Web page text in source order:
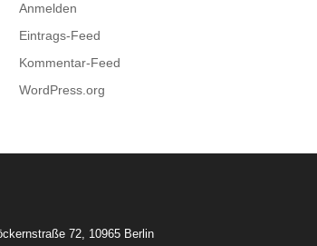
Anmelden
Eintrags-Feed
Kommentar-Feed
WordPress.org
72, 10965 Berlin